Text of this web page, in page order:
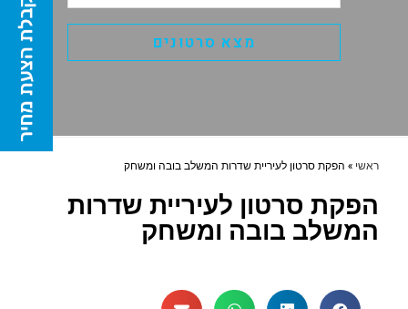
ראשי » הפקת סרטון לעיריית שדרות המשלב בובה ומשחק
הפקת סרטון לעיריית שדרות
המשלב בובה ומשחק